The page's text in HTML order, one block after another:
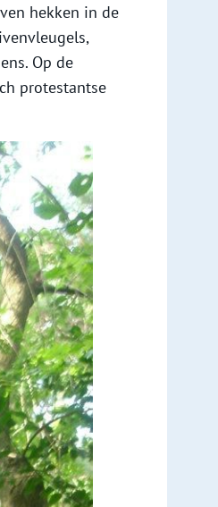
hekken in de
Op de
protestantse